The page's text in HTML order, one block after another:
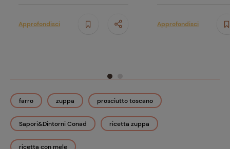
farro zuppa prosciutto toscano
Sapori&Dintorni Conad ricetta zuppa
ricetta con mele
Approfondisci Approfondisci